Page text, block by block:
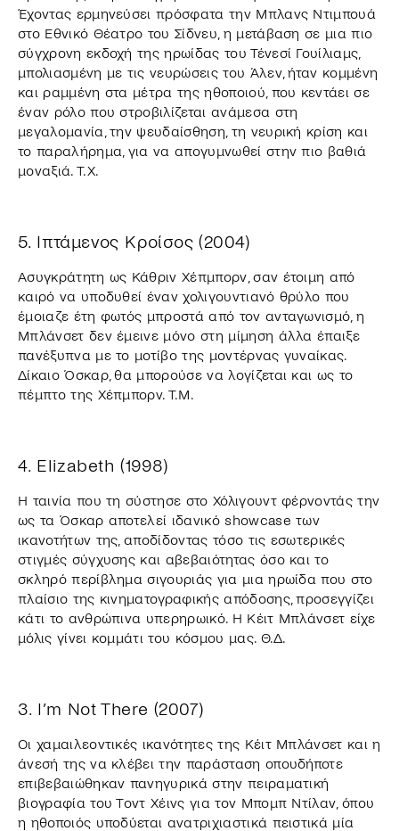
Έχοντας ερμηνεύσει πρόσφατα την Μπλανς Ντιμπουά
στο Εθνικό Θέατρο του Σίδνευ, η μετάβαση σε μια πιο
σύγχρονη εκδοχή της ηρωίδας του Τένεσί Γουίλιαμς,
μπολιασμένη με τις νευρώσεις του Άλεν, ήταν κομμένη
και ραμμένη στα μέτρα της ηθοποιού, που κεντάει σε
έναν ρόλο που στροβιλίζεται ανάμεσα στη
μεγαλομανία, την ψευδαίσθηση, τη νευρική κρίση και
το παραλήρημα, για να απογυμνωθεί στην πιο βαθιά
μοναξιά. Τ.Χ.
5. Ιπτάμενος Κροίσος (2004)
Ασυγκράτητη ως Κάθριν Χέπμπορν, σαν έτοιμη από
καιρό να υποδυθεί έναν χολιγουντιανό θρύλο που
έμοιαζε έτη φωτός μπροστά από τον ανταγωνισμό, η
Μπλάνσετ δεν έμεινε μόνο στη μίμηση άλλα έπαιξε
πανέξυπνα με το μοτίβο της μοντέρνας γυναίκας.
Δίκαιο Όσκαρ, θα μπορούσε να λογίζεται και ως το
πέμπτο της Χέπμπορν. Τ.Μ.
4. Elizabeth (1998)
Η ταινία που τη σύστησε στο Χόλιγουντ φέρνοντάς την
ως τα Όσκαρ αποτελεί ιδανικό showcase των
ικανοτήτων της, αποδίδοντας τόσο τις εσωτερικές
στιγμές σύγχυσης και αβεβαιότητας όσο και το
σκληρό περίβλημα σιγουριάς για μια ηρωίδα που στο
πλαίσιο της κινηματογραφικής απόδοσης, προσεγγίζει
κάτι το ανθρώπινα υπερηρωικό. Η Κέιτ Μπλάνσετ είχε
μόλις γίνει κομμάτι του κόσμου μας. Θ.Δ.
3. I’m Not There (2007)
Οι χαμαιλεοντικές ικανότητες της Κέιτ Μπλάνσετ και η
άνεσή της να κλέβει την παράσταση οπουδήποτε
επιβεβαιώθηκαν πανηγυρικά στην πειραματική
βιογραφία του Τοντ Χέινς για τον Μπομπ Ντίλαν, όπου
η ηθοποιός υποδύεται ανατριχιαστικά πειστικά μία